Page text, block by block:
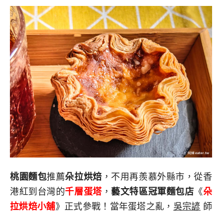
桃園麵包推薦朵拉烘焙 ，不用再羨慕外縣市，從香
港紅到台灣的千層蛋塔，藝文特區冠軍麵包店 《朵
拉烘焙小舖》正式參戰！當年蛋塔之亂， 吳宗諺 師